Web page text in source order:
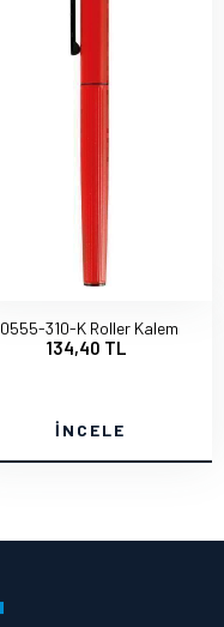
0555-310-K Roller Kalem
134,40 TL
İNCELE